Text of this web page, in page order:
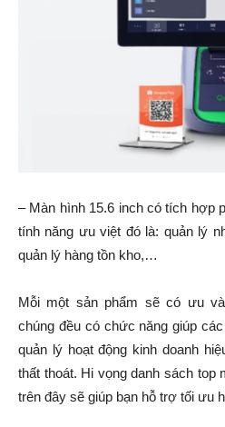
– Màn hình 15.6 inch có tích hợp
tính năng ưu việt đó là: quản lý
quản lý hàng tồn kho,…
Mỗi một sản phẩm sẽ có ưu
chúng đều có chức năng giúp
quản lý hoạt động kinh doanh
thất thoát. Hi vọng danh sách top
trên đây sẽ giúp bạn hỗ trợ tối ưu